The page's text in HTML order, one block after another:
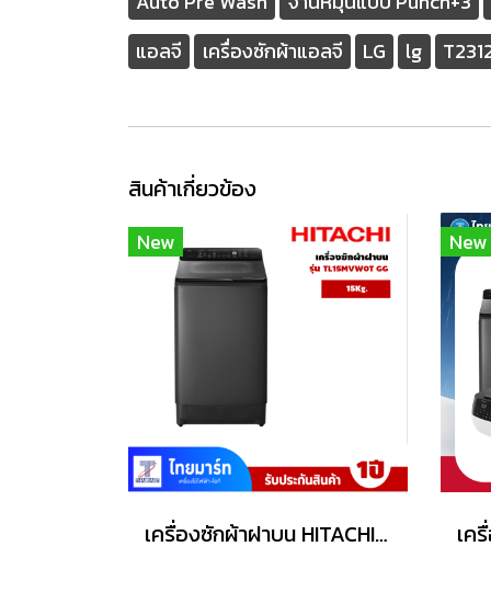
แอลจี
เครื่องซักผ้าแอลจี LG lg
สินค้าเกี่ยวข้อง
New
เครื่องซักผ้าฝาบน HITACHI รุ่น LTL 15MVW0T GG 15 กก.
New